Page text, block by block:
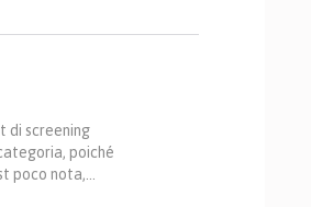
di screening
poiché
poco nota,…